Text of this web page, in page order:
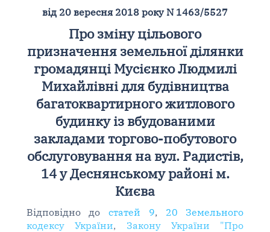
від 20 вересня 2018 року N 1463/5527
Про зміну цільового
призначення земельної ділянки
громадянці Мусієнко Людмилі
Михайлівні для будівництва
багатоквартирного житлового
будинку із вбудованими
закладами торгово-побутового
обслуговування на вул. Радистів,
14 у Деснянському районі м.
Києва
Відповідно достатей 9, 20 Земельного
кодексу України, Закону України "Про